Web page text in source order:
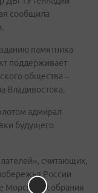
сообщила
памятника
поддерживает
общества –
Владивостока.
адмирал
будущего
считающих,
России
Морского собрания